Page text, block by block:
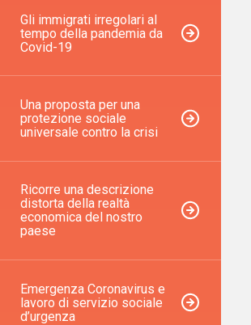
Gli immigrati irregolari al
tempo della pandemia da
Covid-19
Una proposta per una
protezione sociale
universale contro la crisi
Ricorre una descrizione
distorta della realtà
economica del nostro
paese
Emergenza Coronavirus e
lavoro di servizio sociale
d’urgenza